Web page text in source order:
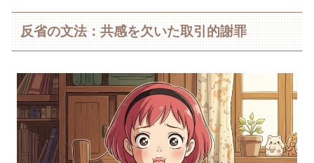
反省の文法：共感を欠いた取引的謝罪